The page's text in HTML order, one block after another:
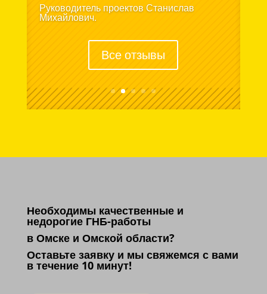
Руководитель проектов Станислав
Михайлович.
Все отзывы
Необходимы качественные и
недорогие ГНБ-работы
в Омске и Омской области?
Оставьте заявку и мы свяжемся с вами
в течение 10 минут!